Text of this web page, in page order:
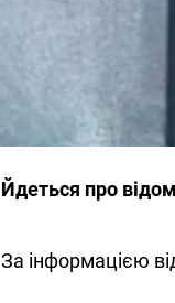
Йдеться про
За інформацією